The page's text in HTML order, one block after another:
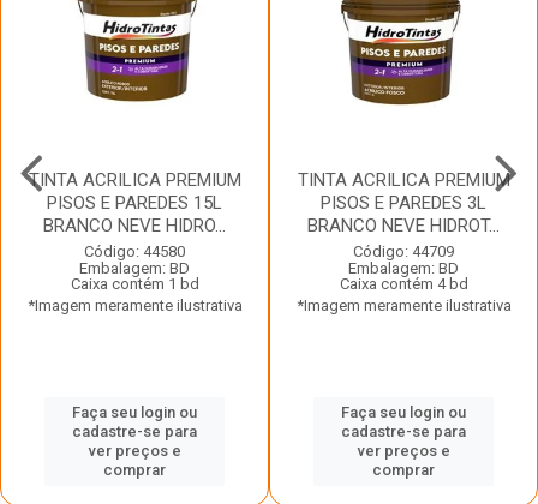
TINTA ACRILICA PREMIUM
PISOS E PAREDES 15L
BRANCO NEVE HIDRO...
Código: 44580
Embalagem: BD
Caixa contém 1 bd
*Imagem meramente ilustrativa
Faça seu login ou
cadastre-se para
ver preços e
comprar
TINTA ACRILICA PREMIUM
PISOS E PAREDES 3L
BRANCO NEVE HIDROT...
Código: 44709
Embalagem: BD
Caixa contém 4 bd
*Imagem meramente ilustrativa
Faça seu login ou
cadastre-se para
ver preços e
comprar